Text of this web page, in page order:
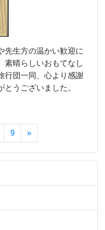
先生方の温かい歓迎に
素晴らしいおもてなし
行団一同、心より感謝
うございました。
9 »